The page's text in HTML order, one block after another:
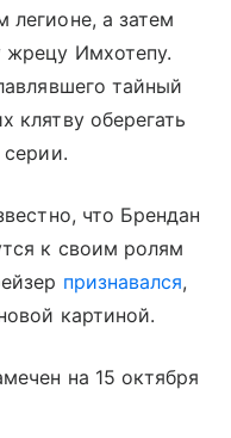
легионе, а затем
жрецу Имхотепу.
тайный
оберегать
серии.
что Брендан
к своим ролям
признавался,
картиной.
на 15 октября